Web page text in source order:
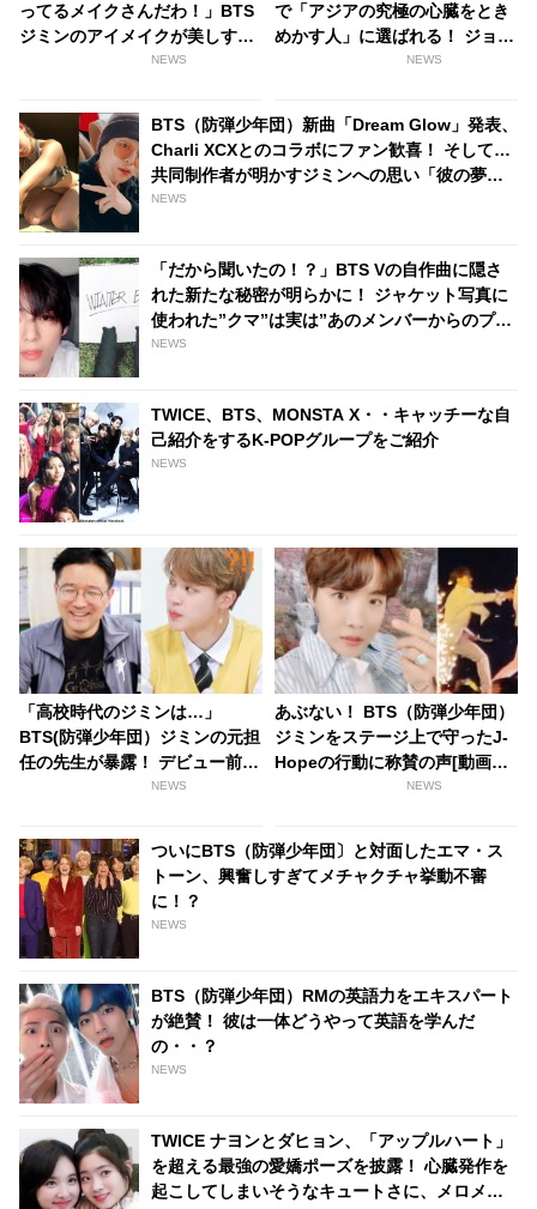
ってるメイクさんだわ！」BTS
ジミンのアイメイクが美しすぎ
る…！ ジミンの魅力を完璧に引
帽…その妖艶さの秘訣が明らか
に
NEWS
で「アジアの究極の心臓をとき
めかす人」に選ばれる！ ジョン
グク＆ジンもトップ５にランク
NEWS
BTS（防弾少年団）新曲「Dream Glow」発表、
Charli XCXとのコラボにファン歓喜！ そして…
共同制作者が明かすジミンへの思い「彼の夢、
そして彼の絶望から生まれた歌」
NEWS
「だから聞いたの！？」BTS Vの自作曲に隠さ
れた新たな秘密が明らかに！ ジャケット写真に
使われた”クマ”は実は”あのメンバーからのプレ
ゼント”だった…！ VLIVEでの発言の真相も判明
NEWS
TWICE、BTS、MONSTA X・・キャッチーな自
己紹介をするK-POPグループをご紹介
NEWS
「高校時代のジミンは…」
BTS(防弾少年団）ジミンの元担
任の先生が暴露！ デビュー前は
どんな少年だった…？
NEWS
あぶない！ BTS（防弾少年団）
ジミンをステージ上で守ったJ-
Hopeの行動に称賛の声[動画あ
NEWS
ついにBTS（防弾少年団〕と対面したエマ・ス
トーン、興奮しすぎてメチャクチャ挙動不審
に！？
NEWS
BTS（防弾少年団）RMの英語力をエキスパート
が絶賛！ 彼は一体どうやって英語を学んだ
の・・？
NEWS
TWICE ナヨンとダヒョン、「アップルハート」
を超える最強の愛嬌ポーズを披露！ 心臓発作を
起こしてしまいそうなキュートさに、メロメロ